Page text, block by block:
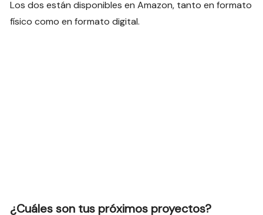
Los dos están disponibles en Amazon, tanto en formato
físico como en formato digital.
¿Cuáles son tus próximos proyectos?